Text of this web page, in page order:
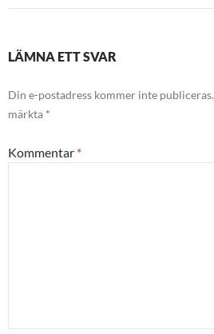
LÄMNA ETT SVAR
Din e-postadress kommer inte publiceras.
märkta *
Kommentar *